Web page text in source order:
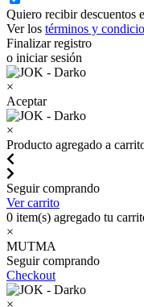
Quiero recibir descuentos
Ver los términos y
Finalizar registro
o iniciar sesión
×
Aceptar
×
Producto agregado a
Seguir comprando
Ver carrito
0 item(s) agregado tu
×
MUTMA
Seguir comprando
Checkout